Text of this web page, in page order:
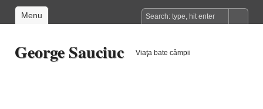
Menu
George Sauciuc Viaţa bate câmpii